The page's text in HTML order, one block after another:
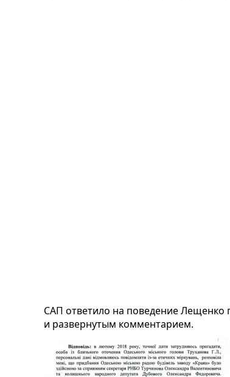
САП ответило на поведение Лещенко
и развернутым комментарием.